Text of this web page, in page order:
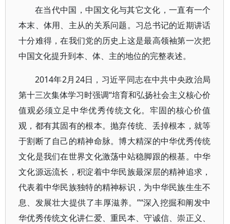
在当代中国，中国文化与其它文化，一直有一个
本末、体用、主从的关系问题。习总书记的近期讲话
十分难得，在我们党的历史上这是最高领袖第一次把
中国文化提升到本、体、主的地位的完整表述。
2014年2月24日，习近平同志在中共中央政治局
第十三次集体学习时强调“培育和弘扬社会主义核心价
值观必须立足中华优秀传统文化。牢固的核心价值
观，都有其固有的根本。抛弃传统、丢掉根本，就等
于割断了自己的精神命脉。博大精深的中华优秀传统
文化是我们在世界文化激荡中站稳脚跟的根基。中华
文化源远流长，积淀着中华民族最深层的精神追求，
代表着中华民族独特的精神标识，为中华民族生生不
息、发展壮大提供了丰厚滋养。”“深入挖掘和阐发中
华优秀传统文化讲仁爱、重民本、守诚信、崇正义、